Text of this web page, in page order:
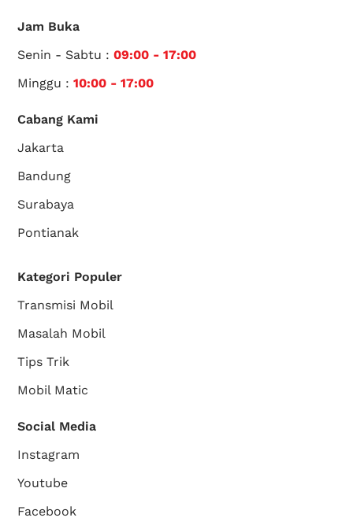
Jam Buka
Senin - Sabtu :09:00 - 17:00
Minggu :10:00 - 17:00
Cabang Kami
Jakarta
Bandung
Surabaya
Pontianak
Kategori Populer
Transmisi Mobil
Masalah Mobil
Tips Trik
Mobil Matic
Social Media
Instagram
Youtube
Facebook